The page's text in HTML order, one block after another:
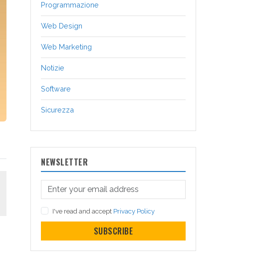
Programmazione
Web Design
Web Marketing
Notizie
Software
Sicurezza
NEWSLETTER
I've read and accept Privacy Policy
SUBSCRIBE